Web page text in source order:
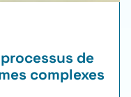
de
complexes